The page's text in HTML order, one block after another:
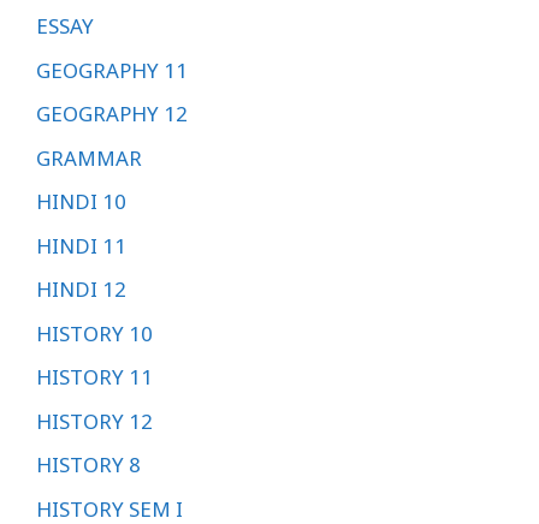
ESSAY
GEOGRAPHY 11
GEOGRAPHY 12
GRAMMAR
HINDI 10
HINDI 11
HINDI 12
HISTORY 10
HISTORY 11
HISTORY 12
HISTORY 8
HISTORY SEM I